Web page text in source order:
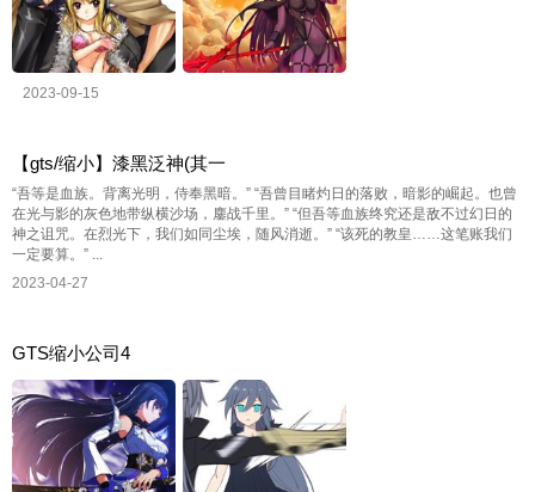
2023-09-15
【gts/缩小】漆黑泛神(其一
“吾等是血族。背离光明，侍奉黑暗。” “吾曾目睹灼日的落败，暗影的崛起。也曾
在光与影的灰色地带纵横沙场，鏖战千里。” “但吾等血族终究还是敌不过幻日的
神之诅咒。在烈光下，我们如同尘埃，随风消逝。” “该死的教皇……这笔账我们
一定要算。” ...
2023-04-27
GTS缩小公司4